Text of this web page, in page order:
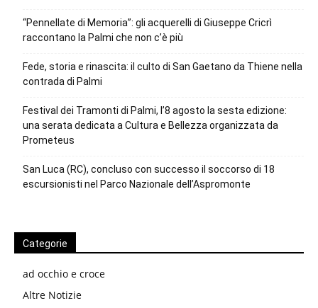
“Pennellate di Memoria”: gli acquerelli di Giuseppe Cricrì
raccontano la Palmi che non c’è più
Fede, storia e rinascita: il culto di San Gaetano da Thiene nella
contrada di Palmi
Festival dei Tramonti di Palmi, l’8 agosto la sesta edizione:
una serata dedicata a Cultura e Bellezza organizzata da
Prometeus
San Luca (RC), concluso con successo il soccorso di 18
escursionisti nel Parco Nazionale dell’Aspromonte
Categorie
ad occhio e croce
Altre Notizie